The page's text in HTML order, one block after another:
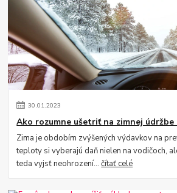
30.01.2023
Ako rozumne ušetriť na zimnej údržbe
Zima je obdobím zvýšených výdavkov na
teploty si vyberajú daň nielen na vodičoch,
teda vyjsť neohrození...čítať celé